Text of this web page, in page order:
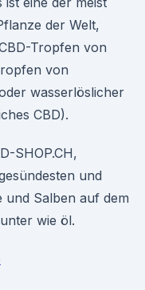
der Welt,
Tropfen von
von
wasserlöslicher
CBD).
SHOP.CH,
und
und Salben auf dem
wie öl.